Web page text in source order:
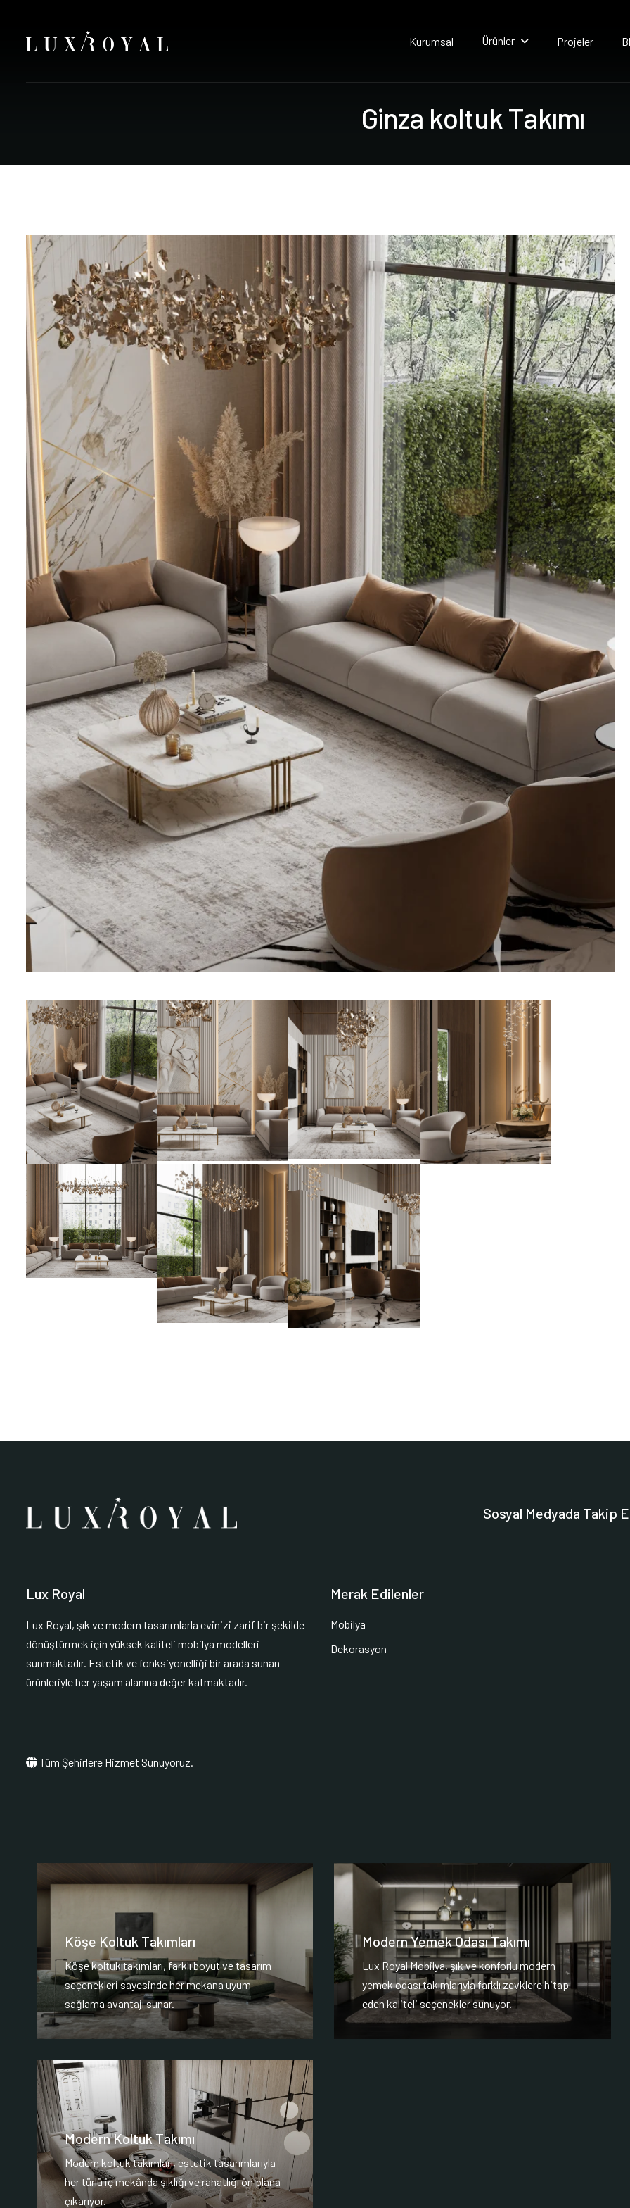
Kurumsal Ürünler Projeler
Ginza koltuk Takımı
Sosyal Medyada Takip
Lux Royal
Lux Royal, şık ve modern tasarımlarla evinizi zarif bir şekilde
dönüştürmek için yüksek kaliteli mobilya modelleri
sunmaktadır. Estetik ve fonksiyonelliği bir arada sunan
ürünleriyle her yaşam alanına değer katmaktadır.
Tüm Şehirlere Hizmet Sunuyoruz.
Merak Edilenler
Mobilya
Dekorasyon
Köşe Koltuk Takımları
Köşe koltuk takımları, farklı boyut ve tasarım
seçenekleri sayesinde her mekana uyum
sağlama avantajı sunar.
Modern Yemek Odası Takımı
Lux Royal Mobilya, şık ve konforlu modern
yemek odası takımlarıyla farklı zevklere hitap
eden kaliteli seçenekler sunuyor.
Modern Koltuk Takımı
Modern koltuk takımları, estetik tasarımlarıyla
her türlü iç mekânda şıklığı ve rahatlığı ön plana
çıkarıyor.